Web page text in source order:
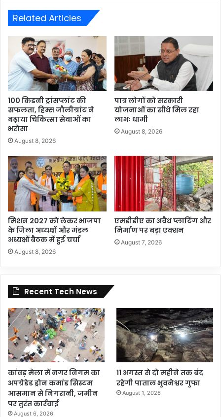
Related Articles
100 किडनी ट्रांसप्लांट की
सफलता, हिम्स जौलीग्रांट ने
बढ़ाया चिकित्सा सेवाओं का
भरोसा
August 8, 2026
पात्र लोगों को सरकारी
योजनाओं का सीधे मिल रहा
लाभः धामी
August 8, 2026
मिशन 2027 को लेकर भाजपा
के जिला अध्यक्षों और मंडल
अध्यक्षों बैठक में हुई चर्चा
August 8, 2026
एमडीडीए का अवैध प्लाटिंग और
निर्माण पर बड़ा एक्शन
August 7, 2026
Recent Tech News
कांवड़ मेला में नगर निगम का
अपग्रेडेड ड्रोन कमांड सिस्टम
आसमान से निगरानी, जमीन
पर तुरंत कार्रवाई
August 6, 2026
11 अगस्त से दो महीने तक बंद
रहेगी पाताल भुवनेश्वर गुफा
August 1, 2026